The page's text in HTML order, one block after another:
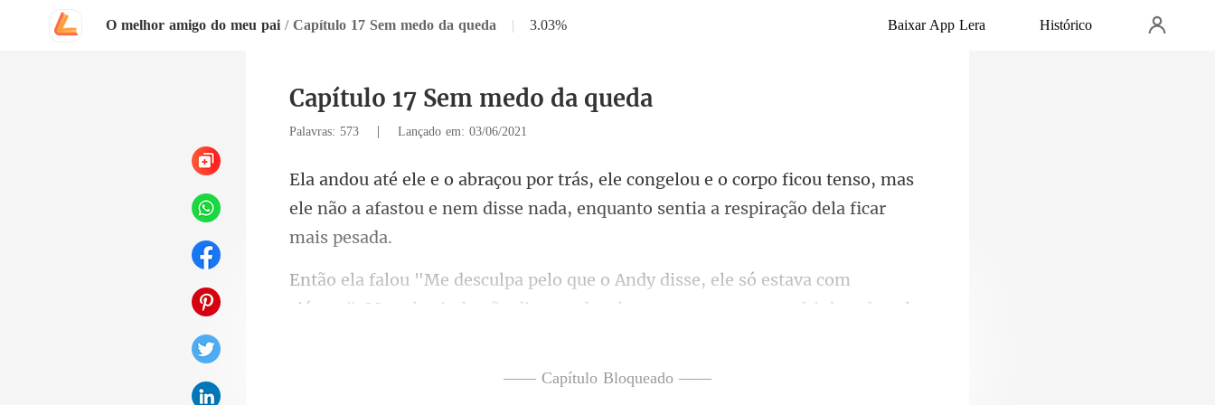
O melhor amigo do meu pai / Capítulo 17 Sem medo da queda | 3.03% Baixar App Lera Histórico
Capítulo 17 Sem medo da queda
Palavras: 573 | Lançado em: 03/06/2021
corpo ficou tenso, mas
ele não a afastou e nem disse na
stava com
ciúmes". Mas ele ainda não disse nada, ele apenas
—— Capítulo Bloqueado ——